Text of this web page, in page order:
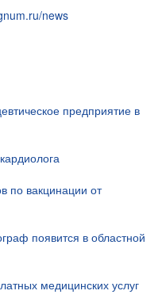
news
предприятие в
по вакцинации от
появится в областной
медицинских услуг